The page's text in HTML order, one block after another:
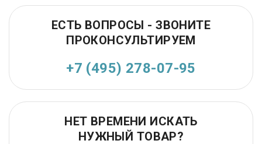
ЕСТЬ ВОПРОСЫ - ЗВОНИТЕ
ПРОКОНСУЛЬТИРУЕМ
+7 (495) 278-07-95
НЕТ ВРЕМЕНИ ИСКАТЬ
НУЖНЫЙ ТОВАР?